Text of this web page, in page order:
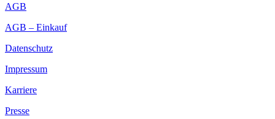
AGB
AGB – Einkauf
Datenschutz
Impressum
Karriere
Presse